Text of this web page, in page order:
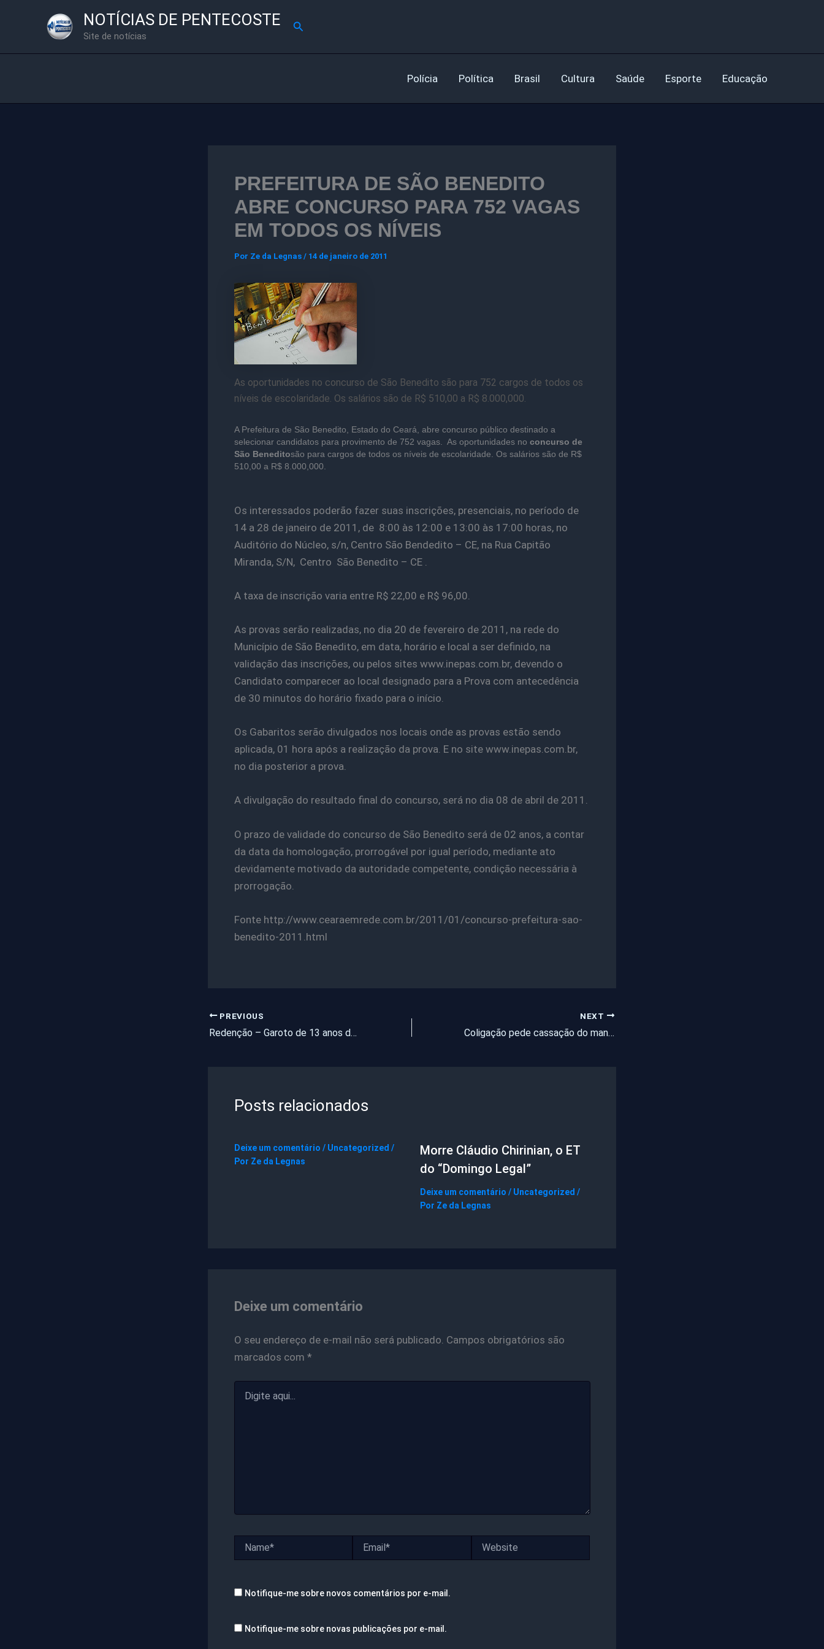
NOTÍCIAS DE PENTECOSTE
Site de notícias
Pesquisar
Polícia Política Brasil Cultura Saúde Esporte Educação
PREFEITURA DE SÃO BENEDITO
ABRE CONCURSO PARA 752 VAGAS
EM TODOS OS NÍVEIS
Por Ze da Legnas / 14 de janeiro de 2011
As oportunidades no concurso de São Benedito são para 752 cargos de todos os
níveis de escolaridade. Os salários são de R$ 510,00 a R$ 8.000,000.
A Prefeitura de São Benedito, Estado do Ceará, abre concurso público destinado a
selecionar candidatos para provimento de 752 vagas. As oportunidades no concurso de
São Beneditosão para cargos de todos os níveis de escolaridade. Os salários são de R$
510,00 a R$ 8.000,000.
Os interessados poderão fazer suas inscrições, presenciais, no período de
14 a 28 de janeiro de 2011, de 8:00 às 12:00 e 13:00 às 17:00 horas, no
Auditório do Núcleo, s/n, Centro São Bendedito – CE, na Rua Capitão
Miranda, S/N, Centro São Benedito – CE .
A taxa de inscrição varia entre R$ 22,00 e R$ 96,00.
As provas serão realizadas, no dia 20 de fevereiro de 2011, na rede do
Município de São Benedito, em data, horário e local a ser definido, na
validação das inscrições, ou pelos sites www.inepas.com.br, devendo o
Candidato comparecer ao local designado para a Prova com antecedência
de 30 minutos do horário fixado para o início.
Os Gabaritos serão divulgados nos locais onde as provas estão sendo
aplicada, 01 hora após a realização da prova. E no site www.inepas.com.br,
no dia posterior a prova.
A divulgação do resultado final do concurso, será no dia 08 de abril de 2011.
O prazo de validade do concurso de São Benedito será de 02 anos, a contar
da data da homologação, prorrogável por igual período, mediante ato
devidamente motivado da autoridade competente, condição necessária à
prorrogação.
Fonte http://www.cearaemrede.com.br/2011/01/concurso-prefeitura-sao-
benedito-2011.html
PREVIOUS
Redenção – Garoto de 13 anos de idade mata irmão de 40 com pedradas e pauladas
NEXT
Coligação pede cassação do mandato do governador Cid Gomes
Posts relacionados
Deixe um comentário / Uncategorized /
Por Ze da Legnas
Morre Cláudio Chirinian, o ET
do “Domingo Legal”
Deixe um comentário / Uncategorized /
Por Ze da Legnas
Deixe um comentário
O seu endereço de e-mail não será publicado. Campos obrigatórios são
marcados com *
aqui...
Notifique-me sobre novos comentários por e-mail.
Notifique-me sobre novas publicações por e-mail.